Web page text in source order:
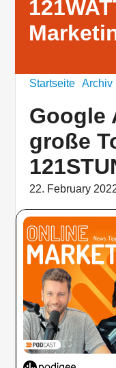
Startseite Archiv
Google
große
22. February